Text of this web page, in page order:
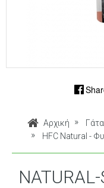
Αρχική Γάτα
HFC Natural -